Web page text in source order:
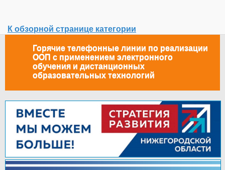
К обзорной странице категории
Горячие телефонные линии по реализации
ООП с применением электронного
обучения и дистанционных
образовательных технологий